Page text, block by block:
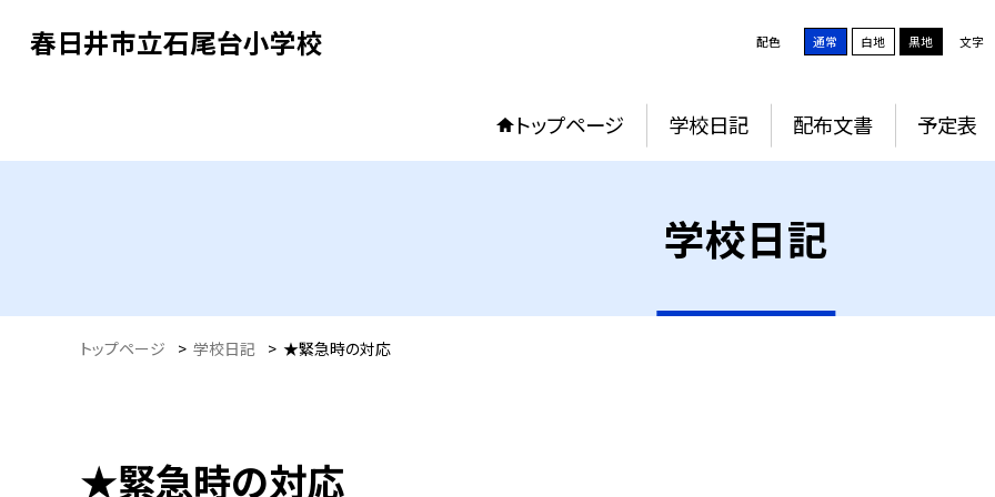
春日井市立石尾台小学校 配色 通常 白地 黒地 文字
トップページ 学校日記 配布文書 予定表
学校日記
トップページ > 学校日記 > ★緊急時の対応
★緊急時の対応